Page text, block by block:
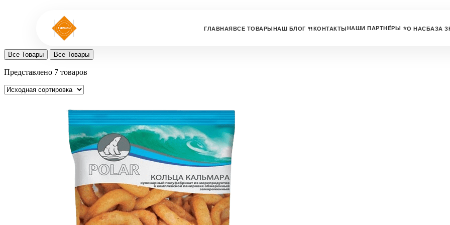
ГЛАВНАЯВСЕ ТОВАРЫНАШ БЛОГ 🍴КОНТАКТЫНАШИ ПАРТНЁРЫ ⭐О НАСБАЗА
Все Товары Все Товары
Представлено 7 товаров